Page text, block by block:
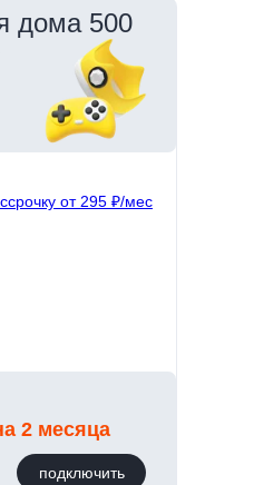
2 месяца
от 295 ₽/мес
подключить
дома 500